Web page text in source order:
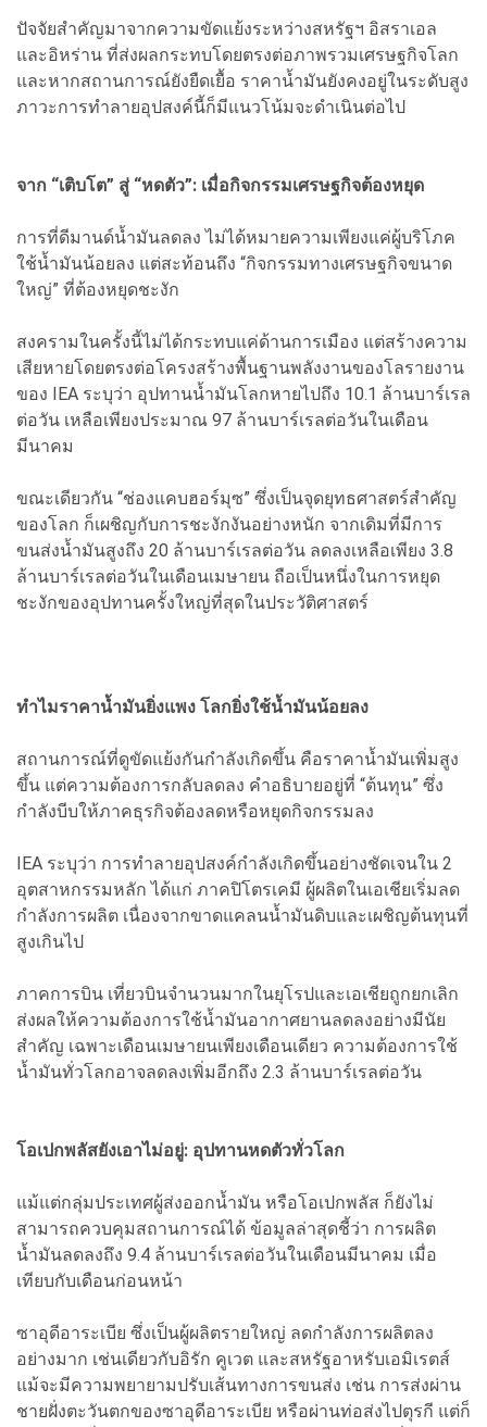
ปัจจัยสำคัญมาจากความขัดแย้งระหว่างสหรัฐฯ อิสราเอล
และอิหร่าน ที่ส่งผลกระทบโดยตรงต่อภาพรวมเศรษฐกิจโลก
และหากสถานการณ์ยังยืดเยื้อ ราคาน้ำมันยังคงอยู่ในระดับสูง
ภาวะการทำลายอุปสงค์นี้ก็มีแนวโน้มจะดำเนินต่อไป
จาก “เติบโต” สู่ “หดตัว”: เมื่อกิจกรรมเศรษฐกิจต้องหยุด
การที่ดีมานด์น้ำมันลดลง ไม่ได้หมายความเพียงแค่ผู้บริโภค
ใช้น้ำมันน้อยลง แต่สะท้อนถึง “กิจกรรมทางเศรษฐกิจขนาด
ใหญ่” ที่ต้องหยุดชะงัก
สงครามในครั้งนี้ไม่ได้กระทบแค่ด้านการเมือง แต่สร้างความ
เสียหายโดยตรงต่อโครงสร้างพื้นฐานพลังงานของโลรายงาน
ของ IEA ระบุว่า อุปทานน้ำมันโลกหายไปถึง 10.1 ล้านบาร์เรล
ต่อวัน เหลือเพียงประมาณ 97 ล้านบาร์เรลต่อวันในเดือน
มีนาคม
ขณะเดียวกัน “ช่องแคบฮอร์มุซ” ซึ่งเป็นจุดยุทธศาสตร์สำคัญ
ของโลก ก็เผชิญกับการชะงักงันอย่างหนัก จากเดิมที่มีการ
ขนส่งน้ำมันสูงถึง 20 ล้านบาร์เรลต่อวัน ลดลงเหลือเพียง 3.8
ล้านบาร์เรลต่อวันในเดือนเมษายน ถือเป็นหนึ่งในการหยุด
ชะงักของอุปทานครั้งใหญ่ที่สุดในประวัติศาสตร์
ทำไมราคาน้ำมันยิ่งแพง โลกยิ่งใช้น้ำมันน้อยลง
สถานการณ์ที่ดูขัดแย้งกันกำลังเกิดขึ้น คือราคาน้ำมันเพิ่มสูง
ขึ้น แต่ความต้องการกลับลดลง คำอธิบายอยู่ที่ “ต้นทุน” ซึ่ง
กำลังบีบให้ภาคธุรกิจต้องลดหรือหยุดกิจกรรมลง
IEA ระบุว่า การทำลายอุปสงค์กำลังเกิดขึ้นอย่างชัดเจนใน 2
อุตสาหกรรมหลัก ได้แก่ ภาคปิโตรเคมี ผู้ผลิตในเอเชียเริ่มลด
กำลังการผลิต เนื่องจากขาดแคลนน้ำมันดิบและเผชิญต้นทุนที่
สูงเกินไป
ภาคการบิน เที่ยวบินจำนวนมากในยุโรปและเอเชียถูกยกเลิก
ส่งผลให้ความต้องการใช้น้ำมันอากาศยานลดลงอย่างมีนัย
สำคัญ เฉพาะเดือนเมษายนเพียงเดือนเดียว ความต้องการใช้
น้ำมันทั่วโลกอาจลดลงเพิ่มอีกถึง 2.3 ล้านบาร์เรลต่อวัน
โอเปกพลัสยังเอาไม่อยู่: อุปทานหดตัวทั่วโลก
แม้แต่กลุ่มประเทศผู้ส่งออกน้ำมัน หรือโอเปกพลัส ก็ยังไม่
สามารถควบคุมสถานการณ์ได้ ข้อมูลล่าสุดชี้ว่า การผลิต
น้ำมันลดลงถึง 9.4 ล้านบาร์เรลต่อวันในเดือนมีนาคม เมื่อ
เทียบกับเดือนก่อนหน้า
ซาอุดีอาระเบีย ซึ่งเป็นผู้ผลิตรายใหญ่ ลดกำลังการผลิตลง
อย่างมาก เช่นเดียวกับอิรัก คูเวต และสหรัฐอาหรับเอมิเรตส์
แม้จะมีความพยายามปรับเส้นทางการขนส่ง เช่น การส่งผ่าน
ชายฝั่งตะวันตกของซาอุดีอาระเบีย หรือผ่านท่อส่งไปตุรกี แต่ก็